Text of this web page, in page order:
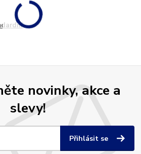
novinky, akce a
slevy!
Přihlásit se